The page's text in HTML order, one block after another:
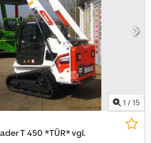
1 / 15
T 450 *TÜR* vgl.